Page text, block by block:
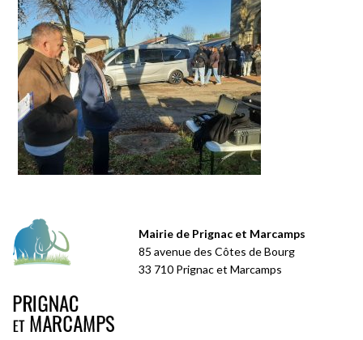
Mairie de Prignac et Marcamps
85 avenue des Côtes de Bourg
33 710 Prignac et Marcamps